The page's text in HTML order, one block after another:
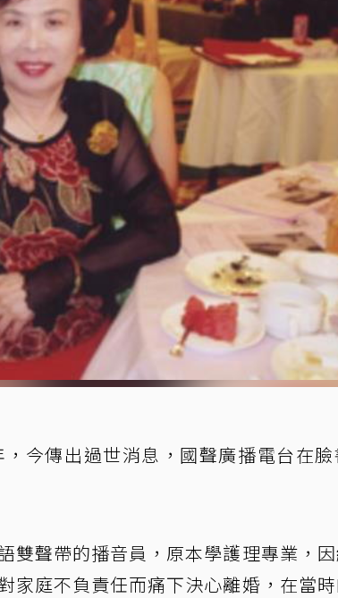
今傳出過世消息，國聲廣播電台在
雙聲帶的播音員，原本學護理專業，
家庭不負責任而痛下決心離婚，在當